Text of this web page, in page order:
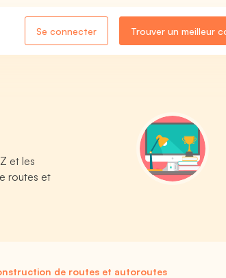
Se connecter Trouver un meilleur
et les
routes et
de routes et autoroutes